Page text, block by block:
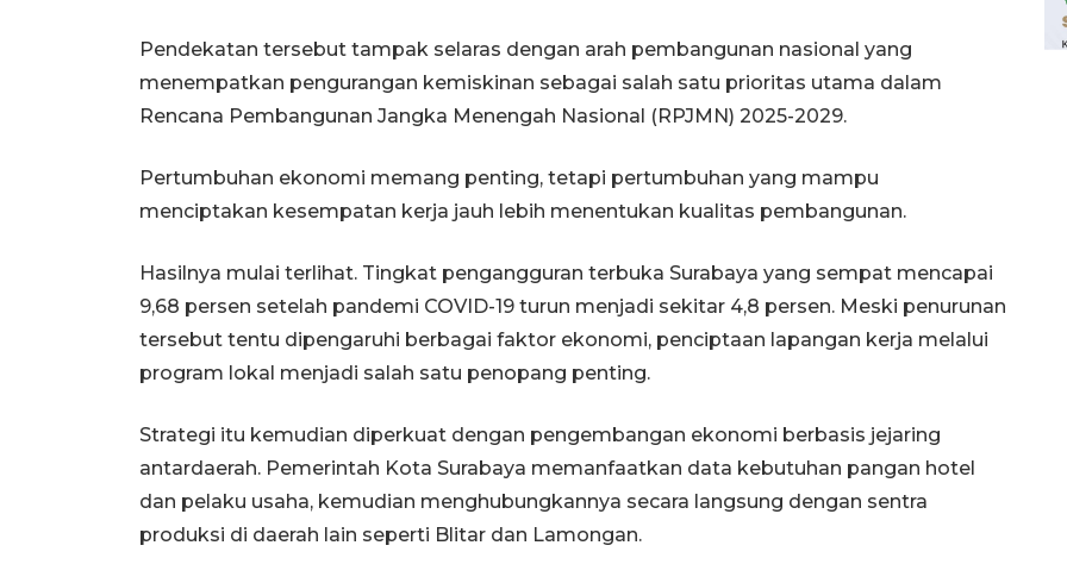
Pendekatan tersebut tampak selaras dengan arah pembangunan nasional yang
menempatkan pengurangan kemiskinan sebagai salah satu prioritas utama dalam
Rencana Pembangunan Jangka Menengah Nasional (RPJMN) 2025-2029.
Pertumbuhan ekonomi memang penting, tetapi pertumbuhan yang mampu
menciptakan kesempatan kerja jauh lebih menentukan kualitas pembangunan.
Hasilnya mulai terlihat. Tingkat pengangguran terbuka Surabaya yang sempat mencapai
9,68 persen setelah pandemi COVID-19 turun menjadi sekitar 4,8 persen. Meski penurunan
tersebut tentu dipengaruhi berbagai faktor ekonomi, penciptaan lapangan kerja melalui
program lokal menjadi salah satu penopang penting.
Strategi itu kemudian diperkuat dengan pengembangan ekonomi berbasis jejaring
antardaerah. Pemerintah Kota Surabaya memanfaatkan data kebutuhan pangan hotel
dan pelaku usaha, kemudian menghubungkannya secara langsung dengan sentra
produksi di daerah lain seperti Blitar dan Lamongan.